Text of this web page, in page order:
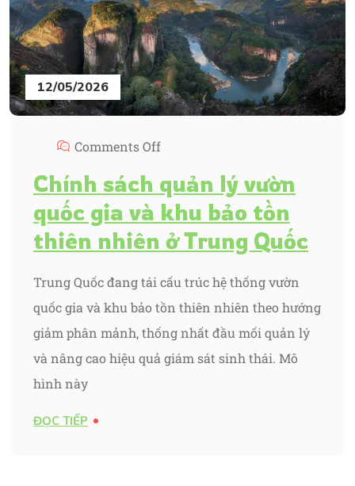
12/05/2026
Comments Off
Chính sách quản lý vườn
quốc gia và khu bảo tồn
thiên nhiên ở Trung Quốc
Trung Quốc đang tái cấu trúc hệ thống vườn
quốc gia và khu bảo tồn thiên nhiên theo hướng
giảm phân mảnh, thống nhất đầu mối quản lý
và nâng cao hiệu quả giám sát sinh thái. Mô
hình này
ĐỌC TIẾP